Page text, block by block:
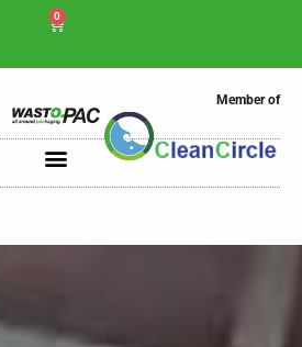
0
Member of